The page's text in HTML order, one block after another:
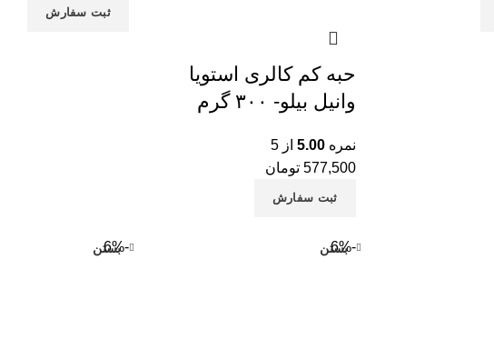
حبه کم کالری استویا
وانیل بیلو- ۳۰۰ گرم
نمره5.00 از 5
577,500 تومان
ثبت سفارش
ثبت سفارش
-6% بستن -6% بستن